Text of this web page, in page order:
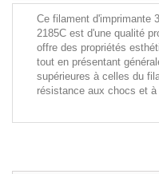
Ce filament d'imprimante
2185C est d'une qualité
offre des propriétés
tout en présentant
supérieures à celles du
résistance aux chocs et à